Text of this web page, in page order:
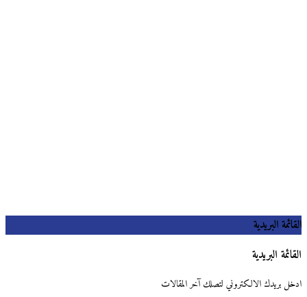
القائمة البريدية
القائمة البريدية
ادخل بريدك الالكتروني لتصلك آخر المقالات